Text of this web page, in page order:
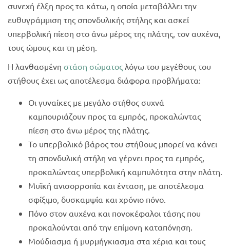
συνεχή έλξη προς τα κάτω, η οποία μεταβάλλει την
ευθυγράμμιση της σπονδυλικής στήλης και ασκεί
υπερβολική πίεση στο άνω μέρος της πλάτης, τον αυχένα,
τους ώμους και τη μέση.
Η λανθασμένη στάση σώματος λόγω του μεγέθους του
στήθους έχει ως αποτέλεσμα διάφορα προβλήματα:
Οι γυναίκες με μεγάλο στήθος συχνά
καμπουριάζουν προς τα εμπρός, προκαλώντας
πίεση στο άνω μέρος της πλάτης.
Το υπερβολικό βάρος του στήθους μπορεί να κάνει
τη σπονδυλική στήλη να γέρνει προς τα εμπρός,
προκαλώντας υπερβολική καμπυλότητα στην πλάτη.
Μυϊκή ανισορροπία και ένταση, με αποτέλεσμα
σφίξιμο, δυσκαμψία και χρόνιο πόνο.
Πόνο στον αυχένα και πονοκέφαλοι τάσης που
προκαλούνται από την επίμονη καταπόνηση.
Μούδιασμα ή μυρμήγκιασμα στα χέρια και τους